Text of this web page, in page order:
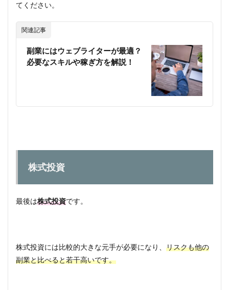
てください。
関連記事
副業にはウェブライターが最適？
必要なスキルや稼ぎ方を解説！
株式投資
最後は株式投資です。
株式投資には比較的大きな元手が必要になり、 リスクも他の
副業と比べると若干高いです。